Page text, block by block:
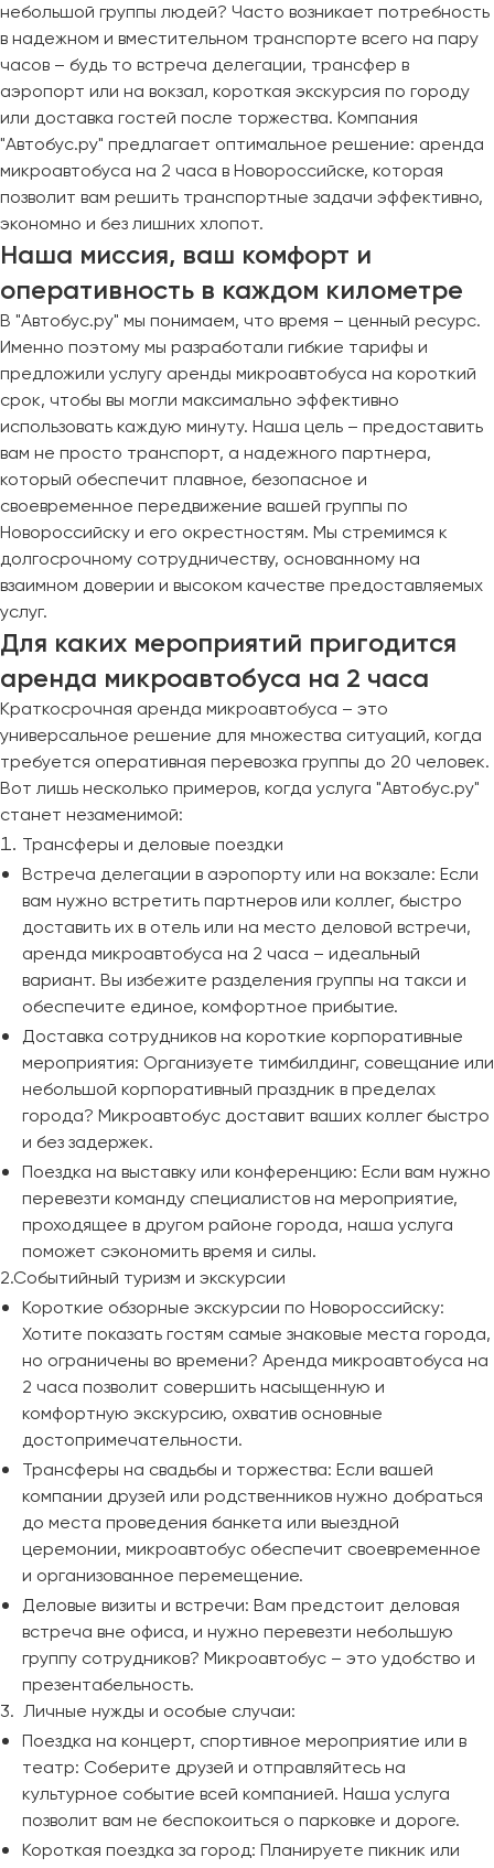
небольшой группы людей? Часто возникает потребность
в надежном и вместительном транспорте всего на пару
часов – будь то встреча делегации, трансфер в
аэропорт или на вокзал, короткая экскурсия по городу
или доставка гостей после торжества. Компания
"Автобус.ру" предлагает оптимальное решение: аренда
микроавтобуса на 2 часа в Новороссийске, которая
позволит вам решить транспортные задачи эффективно,
экономно и без лишних хлопот.
Наша миссия, ваш комфорт и
оперативность в каждом километре
В "Автобус.ру" мы понимаем, что время – ценный ресурс.
Именно поэтому мы разработали гибкие тарифы и
предложили услугу аренды микроавтобуса на короткий
срок, чтобы вы могли максимально эффективно
использовать каждую минуту. Наша цель – предоставить
вам не просто транспорт, а надежного партнера,
который обеспечит плавное, безопасное и
своевременное передвижение вашей группы по
Новороссийску и его окрестностям. Мы стремимся к
долгосрочному сотрудничеству, основанному на
взаимном доверии и высоком качестве предоставляемых
услуг.
Для каких мероприятий пригодится
аренда микроавтобуса на 2 часа
Краткосрочная аренда микроавтобуса – это
универсальное решение для множества ситуаций, когда
требуется оперативная перевозка группы до 20 человек.
Вот лишь несколько примеров, когда услуга "Автобус.ру"
станет незаменимой:
Трансферы и деловые поездки
Встреча делегации в аэропорту или на вокзале: Если
вам нужно встретить партнеров или коллег, быстро
доставить их в отель или на место деловой встречи,
аренда микроавтобуса на 2 часа – идеальный
вариант. Вы избежите разделения группы на такси и
обеспечите единое, комфортное прибытие.
Доставка сотрудников на короткие корпоративные
мероприятия: Организуете тимбилдинг, совещание или
небольшой корпоративный праздник в пределах
города? Микроавтобус доставит ваших коллег быстро
и без задержек.
Поездка на выставку или конференцию: Если вам нужно
перевезти команду специалистов на мероприятие,
проходящее в другом районе города, наша услуга
поможет сэкономить время и силы.
2.Событийный туризм и экскурсии
Короткие обзорные экскурсии по Новороссийску:
Хотите показать гостям самые знаковые места города,
но ограничены во времени? Аренда микроавтобуса на
2 часа позволит совершить насыщенную и
комфортную экскурсию, охватив основные
достопримечательности.
Трансферы на свадьбы и торжества: Если вашей
компании друзей или родственников нужно добраться
до места проведения банкета или выездной
церемонии, микроавтобус обеспечит своевременное
и организованное перемещение.
Деловые визиты и встречи: Вам предстоит деловая
встреча вне офиса, и нужно перевезти небольшую
группу сотрудников? Микроавтобус – это удобство и
презентабельность.
3. Личные нужды и особые случаи:
Поездка на концерт, спортивное мероприятие или в
театр: Соберите друзей и отправляйтесь на
культурное событие всей компанией. Наша услуга
позволит вам не беспокоиться о парковке и дороге.
Короткая поездка за город: Планируете пикник или